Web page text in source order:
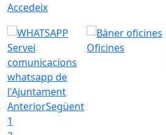
Accedeix
Servei
comunicacions
whatsapp de
l'Ajuntament
Oficines
AnteriorSegüent
1